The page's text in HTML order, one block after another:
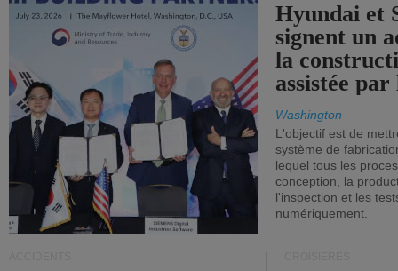
Hyundai et
signent un
la
assistée
Washington
L'objectif est de
système de
lequel tous les
conception, la
l'inspection et les
numériquement.